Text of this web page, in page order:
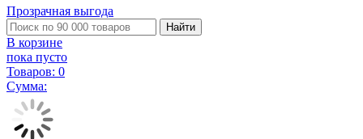
Прозрачная выгода
Найти
В корзине
пока пусто
Товаров: 0
Сумма: